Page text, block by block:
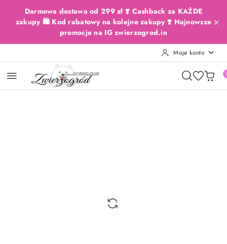
Przejdź do treści głównej
Przejdź do wyszukiwarki
Przejdź do moje konto
Przejdź do menu głównego
Przejdź do opisu produktu
Przejdź do stopki
Darmowa dostawa od 299 zł ❣️ Cashback za KAŻDE
zakupy 🛍️ Kod rabatowy na kolejne zakupy ❣️ Najnowsze
promocje na IG zwierzogrod.in
Moje konto